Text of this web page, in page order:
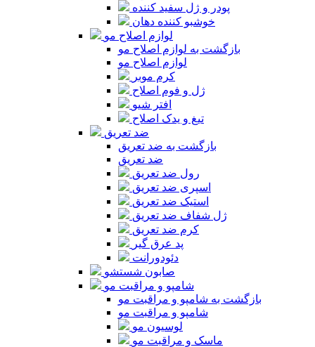
پودر و ژل سفید کننده
خوشبو کننده دهان
لوازم اصلاح مو
بازگشت به لوازم اصلاح مو
لوازم اصلاح مو
کرم موبر
ژل و فوم اصلاح
افتر شیو
تیغ و یدک اصلاح
ضد تعریق
بازگشت به ضد تعریق
ضد تعریق
رول ضد تعریق
اسپری ضد تعریق
استیک ضد تعریق
ژل شفاف ضد تعریق
کرم ضد تعریق
پد عرق گیر
دئودورانت
صابون شستشو
شامپو و مراقبت مو
بازگشت به شامپو و مراقبت مو
شامپو و مراقبت مو
لوسیون مو
ماسک و مراقبت مو